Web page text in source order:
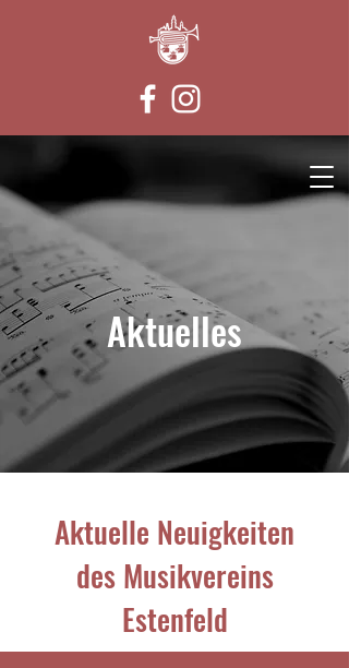
Aktuelles
Aktuelle Neuigkeiten
des Musikvereins
Estenfeld